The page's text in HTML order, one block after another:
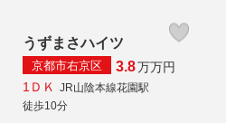
うずまさハイツ
京都市右京区 3.8万万円
1ＤＫ JR山陰本線花園駅
徒歩10分